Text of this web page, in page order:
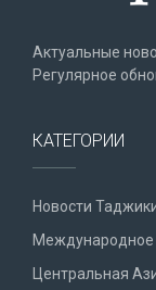
Актуальные
Регулярное
КАТЕГОРИИ
Новости
Международное
Центральная